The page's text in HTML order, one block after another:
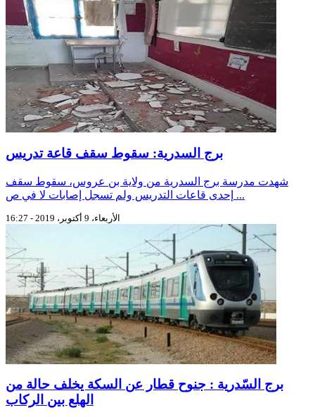
برج السدرية: سقوط سقف قاعة تدريس
شهدت مدرسة برج السدرية من ولاية بن عروس، سقوط سقف
إحدى قاعات التدريس ولم تسجل إصابات لا في ص ...
الأربعاء، 9 أكتوبر، 2019 - 16:27
برج السّدرية : جنوح قطار عن السكة يخلف حالة من
الهلع بين الركاب